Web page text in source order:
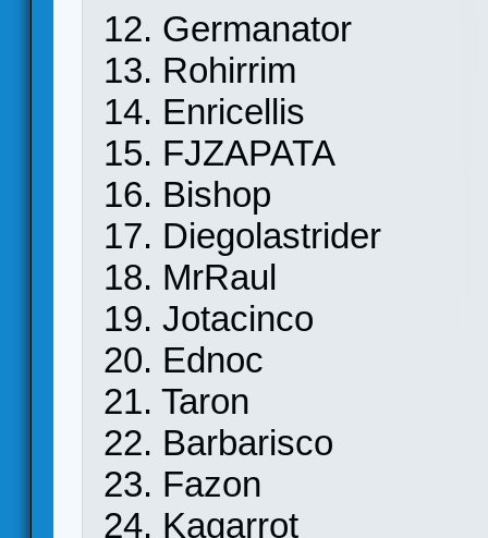
12. Germanator
13. Rohirrim
14. Enricellis
15. FJZAPATA
16. Bishop
17. Diegolastrider
18. MrRaul
19. Jotacinco
20. Ednoc
21. Taron
22. Barbarisco
23. Fazon
24. Kagarrot